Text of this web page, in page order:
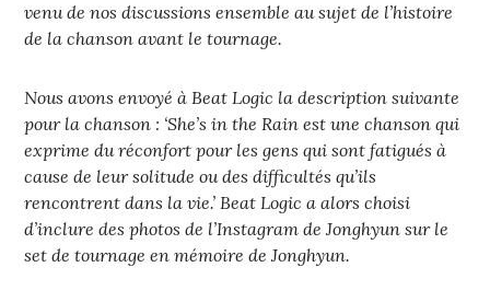
venu de nos discussions ensemble au sujet de l’histoire
de la chanson avant le tournage.
Nous avons envoyé à Beat Logic la description suivante
pour la chanson : ‘She’s in the Rain est une chanson qui
exprime du réconfort pour les gens qui sont fatigués à
cause de leur solitude ou des difficultés qu’ils
rencontrent dans la vie.’ Beat Logic a alors choisi
d’inclure des photos de l’Instagram de Jonghyun sur le
set de tournage en mémoire de Jonghyun.